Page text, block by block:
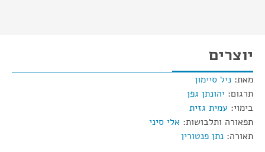
יוצרים
מאת: ניל סיימון
תרגום: יהונתן גפן
בימוי: עמית גזית
תפאורה ותלבושות: אלי סיני
תאורה: נתן פנטורין